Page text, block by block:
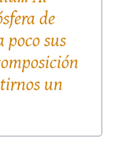
de
sus
un